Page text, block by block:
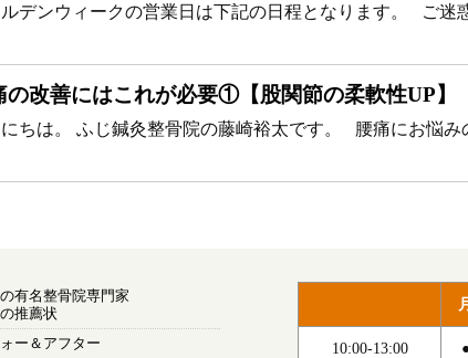
デンウィークの営業日は下記の日程となります。 ご迷
の改善にはこれが必要①【股関節の柔軟性UP】
ちは。 ふじ鍼灸整骨院の藤崎裕太です。 腰痛にお悩み
有名整骨院専門家
推薦状
ー＆アフター
月
10:00-13:00